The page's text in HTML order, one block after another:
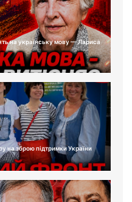
на українську мову — Лариса
на зброю підтримки України